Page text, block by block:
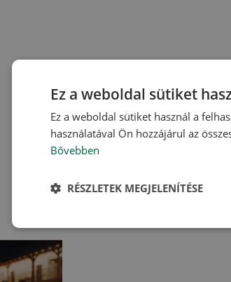
Ez a weboldal sütiket
Ez a weboldal sütiket használ a
használatával Ön hozzájárul az
Bővebben
RÉSZLETEK MEGJELENÍTÉSE